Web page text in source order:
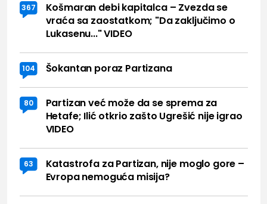
367
Košmaran debi kapitalca – Zvezda se
vraća sa zaostatkom; "Da zaključimo o
Lukasenu..." VIDEO
104 Šokantan poraz Partizana
80
Partizan već može da se sprema za
Hetafe; Ilić otkrio zašto Ugrešić nije igrao
VIDEO
63
Katastrofa za Partizan, nije moglo gore –
Evropa nemoguća misija?